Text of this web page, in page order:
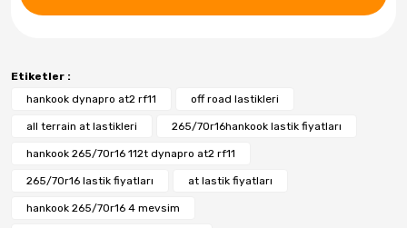
Etiketler :
hankook dynapro at2 rf11
off road lastikleri
all terrain at lastikleri 265/70r16hankook lastik fiyatları
hankook 265/70r16 112t dynapro at2 rf11
265/70r16 lastik fiyatları at lastik fiyatları
hankook 265/70r16 4 mevsim